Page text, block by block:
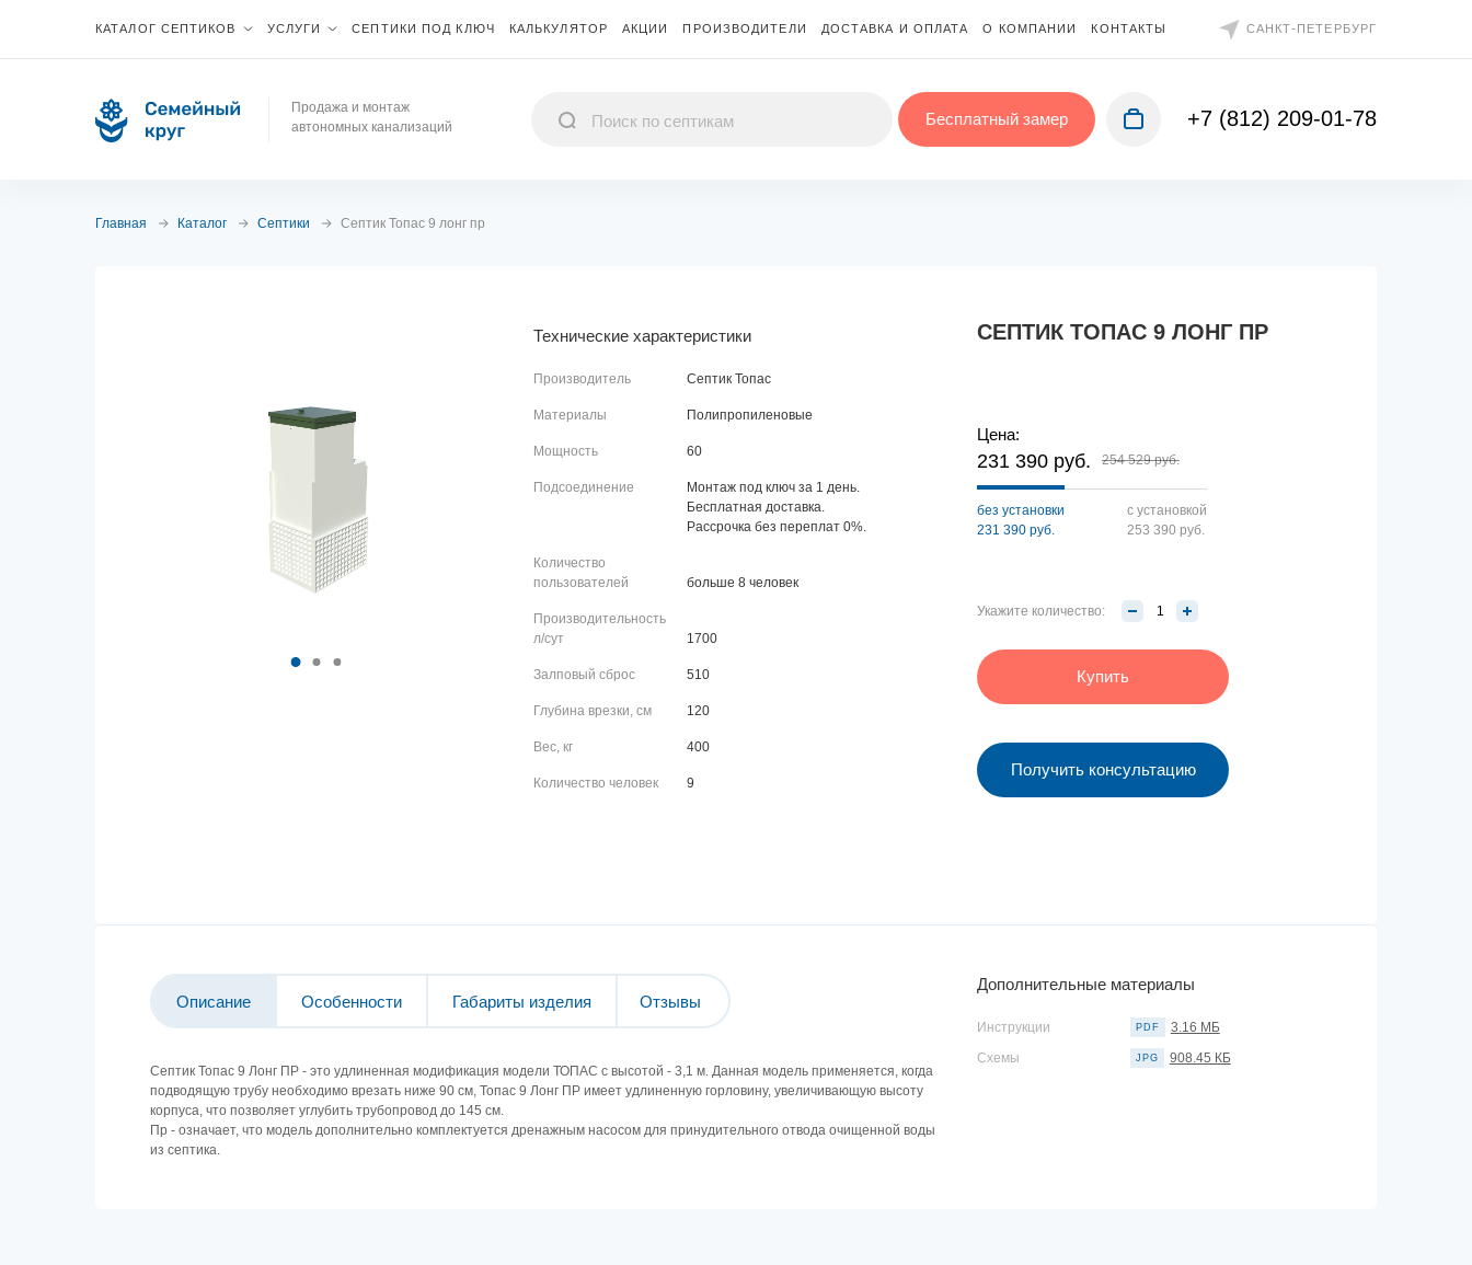
КАТАЛОГ СЕПТИКОВ УСЛУГИ СЕПТИКИ ПОД КЛЮЧ КАЛЬКУЛЯТОР АКЦИИ ПРОИЗВОДИТЕЛИ ДОСТАВКА И ОПЛАТА О КОМПАНИИ КОНТАКТЫ САНКТ-ПЕТЕРБУРГ
Продажа и монтаж
автономных канализаций
Бесплатный замер +7 (812) 209-01-78
Главная Каталог Септики Септик Топас 9 лонг пр
Технические характеристики
Производитель Септик Топас
Материалы Полипропиленовые
Мощность 60
Подсоединение
Монтаж под ключ за 1 день.
Бесплатная доставка.
Рассрочка без переплат 0%.
Количество
пользователей
больше 8 человек
Производительность
л/сут
1700
Залповый сброс 510
Глубина врезки, см 120
Вес, кг 400
Количество человек 9
СЕПТИК ТОПАС 9 ЛОНГ ПР
Цена:
231 390 руб. 254 529 руб.
без установки
231 390 руб.
с установкой
253 390 руб.
Укажите количество:
Купить
Получить консультацию
Описание Особенности Габариты изделия Отзывы
Септик Топас 9 Лонг ПР - это удлиненная модификация модели ТОПАС с высотой - 3,1 м. Данная модель применяется, когда
подводящую трубу необходимо врезать ниже 90 см, Топас 9 Лонг ПР имеет удлиненную горловину, увеличивающую высоту
корпуса, что позволяет углубить трубопровод до 145 см.
Пр - означает, что модель дополнительно комплектуется дренажным насосом для принудительного отвода очищенной воды
из септика.
Дополнительные материалы
Инструкции PDF
3.16 МБ
Схемы
JPG 908.45 КБ